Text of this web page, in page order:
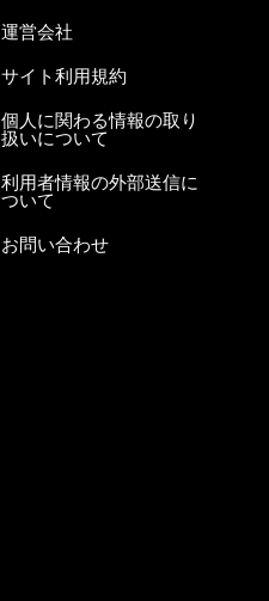
運営会社
サイト利用規約
個人に関わる情報の取り
扱いについて
利用者情報の外部送信に
ついて
お問い合わせ